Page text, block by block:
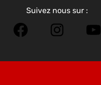
Suivez nous sur :
Facebook
Instagram